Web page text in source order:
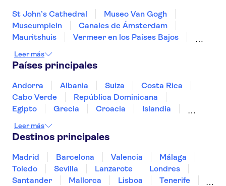
St John’s Cathedral
Museo Van Gogh
Museumplein
Canales de Ámsterdam
Mauritshuis
Vermeer en los Países Bajos
A'DAM Lookout
Anne Frank
Zoo Artis
Madame Tussauds Ámsterdam
The Upside Down
Canales de Utrecht
Leer más
Países principales
Andorra Albania Suiza
Costa Rica
Cabo Verde
República Dominicana
Egipto
Grecia Croacia
Islandia
México
Noruega
Túnez
Turquía
Leer más
Destinos principales
Madrid Barcelona Valencia
Málaga
Toledo
Sevilla Lanzarote
Londres
Santander
Mallorca Lisboa
Tenerife